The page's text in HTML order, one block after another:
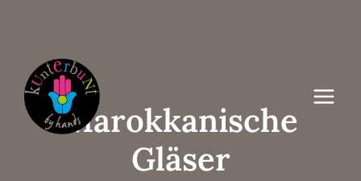
Marokkanische
Gläser